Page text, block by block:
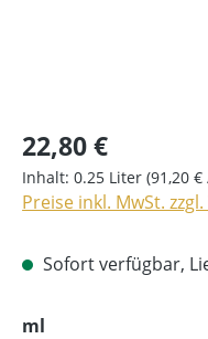
22,80 €
Inhalt: 0.25 Liter (91,20
Preise inkl. MwSt.
Sofort verfügbar,
ml